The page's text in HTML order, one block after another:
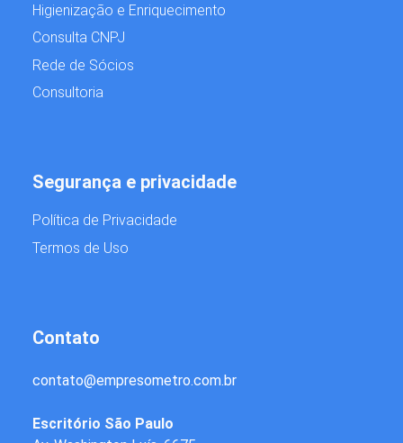
Higienização e Enriquecimento
Consulta CNPJ
Rede de Sócios
Consultoria
Contato
contato@empresometro.com.br
Escritório São Paulo
Segurança e privacidade
Política de Privacidade
Termos de Uso